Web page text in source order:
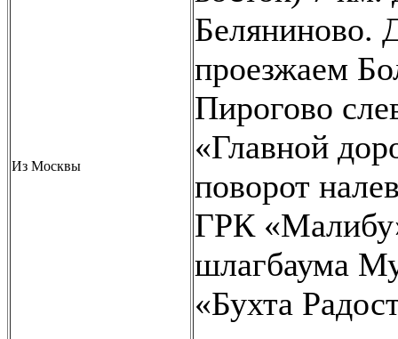
Из Москвы
Беляниново.
проезжаем
Пирогово
«Главной
поворот
ГРК
шлагбаума
«Бухта